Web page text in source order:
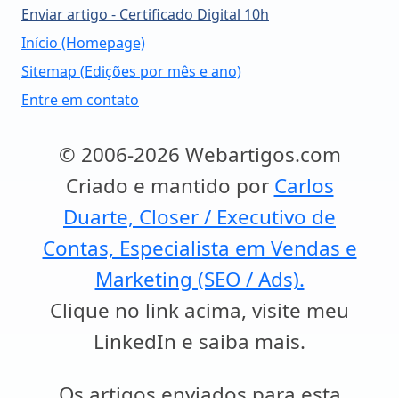
Enviar artigo - Certificado Digital 10h
Início (Homepage)
Sitemap (Edições por mês e ano)
Entre em contato
© 2006-2026 Webartigos.com
Criado e mantido por Carlos
Duarte, Closer / Executivo de
Contas, Especialista em Vendas e
Marketing (SEO / Ads).
Clique no link acima, visite meu
LinkedIn e saiba mais.